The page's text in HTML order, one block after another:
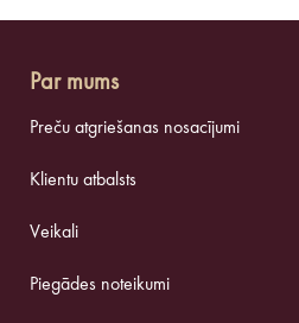
Par mums
Preču atgriešanas nosacījumi
Klientu atbalsts
Veikali
Piegādes noteikumi